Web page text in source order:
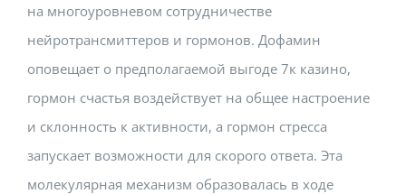
на многоуровневом сотрудничестве
нейротрансмиттеров и гормонов. Дофамин
оповещает о предполагаемой выгоде 7к казино,
гормон счастья воздействует на общее настроение
и склонность к активности, а гормон стресса
запускает возможности для скорого ответа. Эта
молекулярная механизм образовалась в ходе